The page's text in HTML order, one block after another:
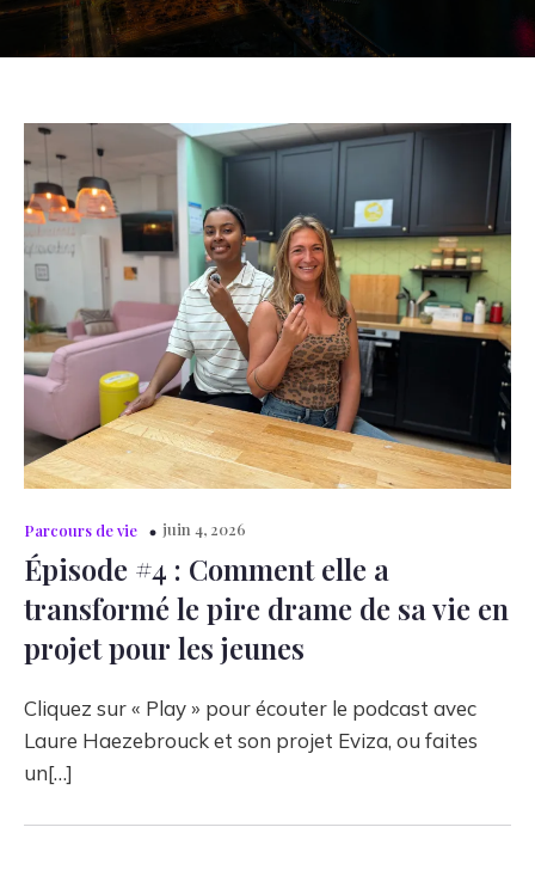
Parcours de vie juin 4, 2026
Épisode #4 : Comment elle a
transformé le pire drame de sa vie en
projet pour les jeunes
Cliquez sur « Play » pour écouter le podcast avec
Laure Haezebrouck et son projet Eviza, ou faites
un[…]